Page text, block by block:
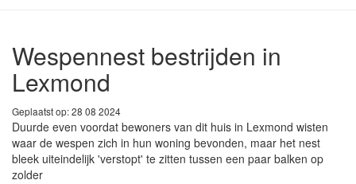
Wespennest bestrijden in
Lexmond
Geplaatst op: 28 08 2024
Duurde even voordat bewoners van dit huis in Lexmond wisten
waar de wespen zich in hun woning bevonden, maar het nest
bleek uiteindelijk 'verstopt' te zitten tussen een paar balken op
zolder